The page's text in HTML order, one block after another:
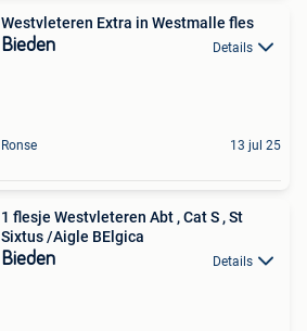
Westvleteren Extra in Westmalle fles
Bieden Details
Ronse 13 jul 25
1 flesje Westvleteren Abt , Cat S , St
Sixtus /Aigle BElgica
Bieden Details